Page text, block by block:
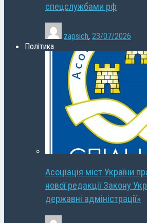
спецслужбами рф
zapsich, 23/07/2026
Політика
Асоціація міст України
нової редакції Закону
державні адміністрації»